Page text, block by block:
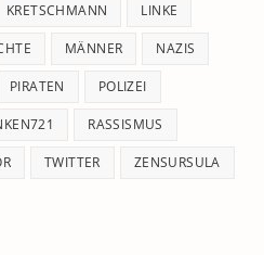
KRETSCHMANN LINKE
MÄNNER NAZIS
PIRATEN POLIZEI
RASSISMUS
TWITTER ZENSURSULA